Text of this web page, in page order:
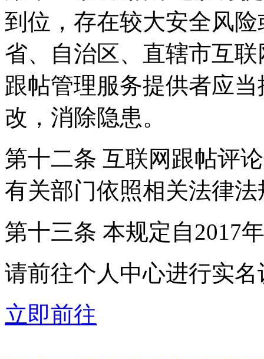
到位，存在较大安全风
省、自治区、直辖市互
跟帖管理服务提供者应
改，消除隐患。
第十二条 互联网跟帖评
有关部门依照相关法律
第十三条 本规定自2017
请前往个人中心进行实名
立即前往